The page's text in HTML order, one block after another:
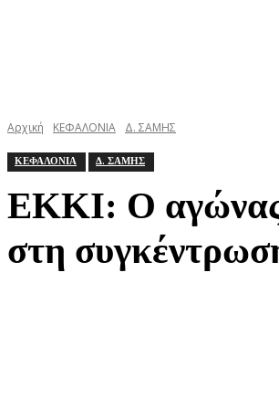
Αρχική ΚΕΦΑΛΟΝΙΑ Δ. ΣΑΜΗΣ
ΚΕΦΑΛΟΝΙΑ Δ. ΣΑΜΗΣ
ΕΚΚΙ: Ο αγώνας
στη